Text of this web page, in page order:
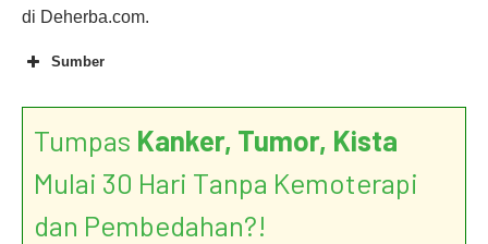
di Deherba.com.
Sumber
Tumpas Kanker, Tumor, Kista
Mulai 30 Hari Tanpa Kemoterapi
dan Pembedahan?!